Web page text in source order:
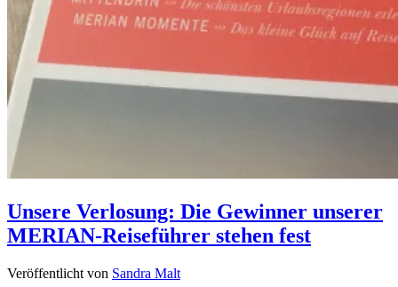
Unsere Verlosung: Die Gewinner unserer
MERIAN-Reiseführer stehen fest
Veröffentlicht von Sandra Malt